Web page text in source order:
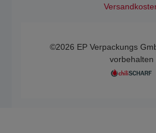
©2026 EP Verpackungs
vorbehalten